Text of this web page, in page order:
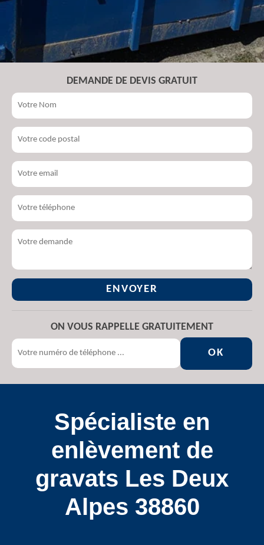
DEMANDE DE DEVIS GRATUIT
ON VOUS RAPPELLE GRATUITEMENT
Spécialiste en
enlèvement de
gravats Les Deux
Alpes 38860